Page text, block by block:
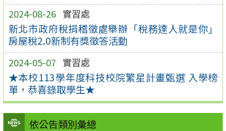
2024-08-26 實習處
新北市政府稅捐稽徵處舉辦「稅務達人就是你」
房屋稅2.0新制有獎徵答活動
2024-05-07 實習處
★本校113學年度科技校院繁星計畫甄選 入學榜
單，恭喜錄取學生★
依公告類別彙總